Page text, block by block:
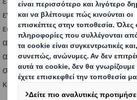
ενσωματώσουν τις κυκλικές αρχές
εφοδιαστική τους αλυσίδα
αρχές, οι επιχειρήσεις μπορούν να
αξία από τα προϊόντα κατά τη χρήση
συνέχεια να ανακτήσουν και να
και υλικά στο τέλος κάθε κύκλου